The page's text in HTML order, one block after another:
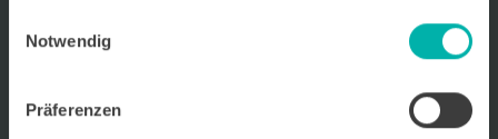
Notwendig
Präferenzen